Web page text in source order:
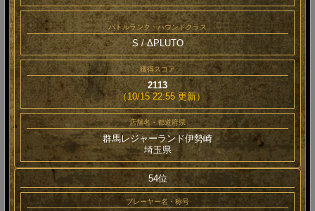
バトルランク・ハウンドクラス
S / ΔPLUTO
獲得スコア
2113
（10/15 22:55 更新）
店舗名・都道府県
群馬レジャーランド伊勢崎
埼玉県
54位
プレーヤー名・称号